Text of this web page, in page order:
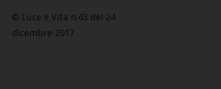
© Luce e Vita n.43 del 24
dicembre 2017